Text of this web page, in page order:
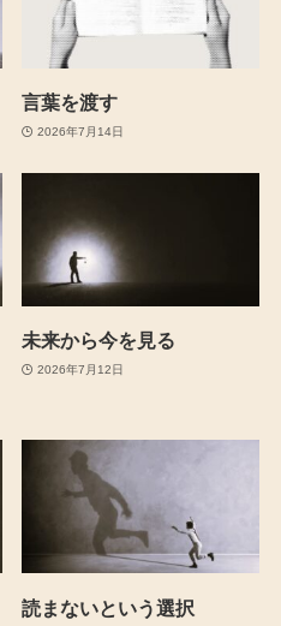
言葉を渡す
2026年7月14日
未来から今を見る
2026年7月12日
読まないという選択